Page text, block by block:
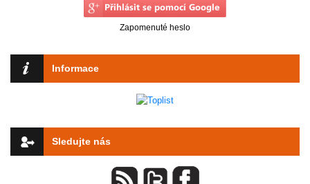
Zapomenuté heslo
Informace
Sledujte nás